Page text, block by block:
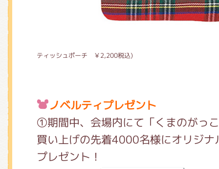
ティッシュポーチ ￥2,200税込)
ノベルティプレゼント
①期間中、会場内にて「くまのがっ
買い上げの先着4000名様にオリジ
プレゼント！